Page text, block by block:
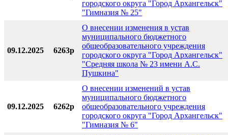
городского округа "Город Архангельск"
"Гимназия № 25"
09.12.2025 6263р
О внесении изменения в устав
муниципального бюджетного
общеобразовательного учреждения
городского округа "Город Архангельск"
"Средняя школа № 23 имени А.С.
Пушкина"
09.12.2025 6262р
О внесении изменений в устав
муниципального бюджетного
общеобразовательного учреждения
городского округа "Город Архангельск"
"Гимназия № 6"